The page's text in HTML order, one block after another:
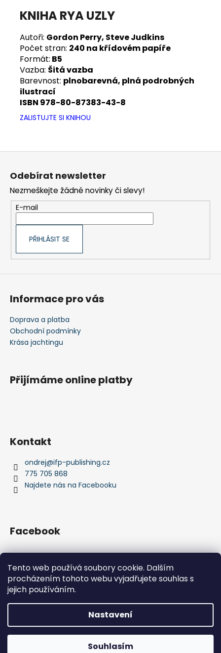
Tento web používá soubory cookie. Dalším
procházením tohoto webu vyjadřujete souhlas s
jejich používáním.
Nastavení
Souhlasím
Ve dnech 10.8. - 14.8 máme celoredakční dovolenou a Vaši
KNIHA RYA UZLY
Autoři: Gordon Perry, Steve Judkins
Počet stran: 240 na křídovém papíře
Formát: B5
Vazba: Šitá vazba
Barevnost: plnobarevná, plná podrobných
ilustrací
ISBN 978-80-87383-43-8
ZALISTUJTE SI KNIHOU
Z
Odebírat newsletter
Nezmeškejte žádné novinky či slevy!
E-mail
PŘIHLÁSIT SE
Informace pro vás
Doprava a platba
Obchodní podmínky
Krása jachtingu
Přijímáme online platby
Kontakt
ondrej@ifp-publishing.cz
775 705 868
Najdete nás na Facebooku
Facebook
IFP Publishing Krása jachtingu
IFP Publishing. Všechna práva vyhrazena.